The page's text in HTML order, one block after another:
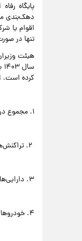
پایگاه
دهک‌بندی
اقوام یا
تنها در
کرده است. این
۱. مجموع درآمد اعضای خانوار
۳. دارایی‌های ملکی
۴. خودروهای لوکس